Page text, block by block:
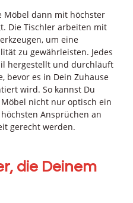
Möbel dann mit höchster
Die Tischler arbeiten mit
um eine
zu gewährleisten. Jedes
hergestellt und durchläuft
bevor es in Dein Zuhause
wird. So kannst Du
nicht nur optisch ein
Ansprüchen an
gerecht werden.
die Deinem